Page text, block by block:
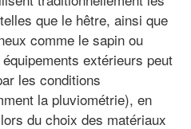
que le hêtre, ainsi que
comme le sapin ou
extérieurs peut
les conditions
la pluviométrie), en
du choix des matériaux